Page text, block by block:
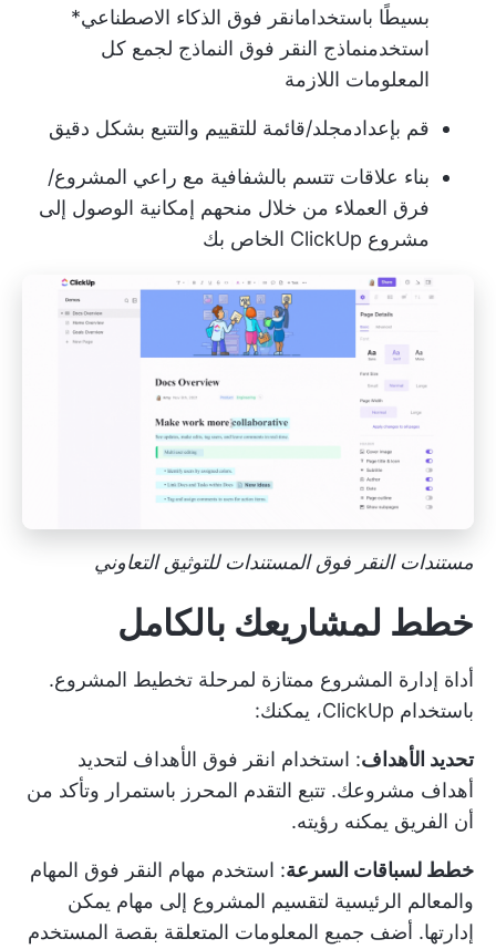
بسيطًا باستخدامانقر فوق الذكاء الاصطناعي*
استخدمنماذج النقر فوق النماذج لجمع كل
المعلومات اللازمة
قم بإعدادمجلد/قائمة للتقييم والتتبع بشكل دقيق
بناء علاقات تتسم بالشفافية مع راعي المشروع/
فرق العملاء من خلال منحهم إمكانية الوصول إلى
مشروع ClickUp الخاص بك
مستندات النقر فوق المستندات للتوثيق التعاوني
خطط لمشاريعك بالكامل
أداة إدارة المشروع ممتازة لمرحلة تخطيط المشروع.
باستخدام ClickUp، يمكنك:
تحديد الأهداف: استخدام انقر فوق الأهداف لتحديد
أهداف مشروعك. تتبع التقدم المحرز باستمرار وتأكد من
أن الفريق يمكنه رؤيته.
خطط لسباقات السرعة: استخدم مهام النقر فوق المهام
والمعالم الرئيسية لتقسيم المشروع إلى مهام يمكن
إدارتها. أضف جميع المعلومات المتعلقة بقصة المستخدم